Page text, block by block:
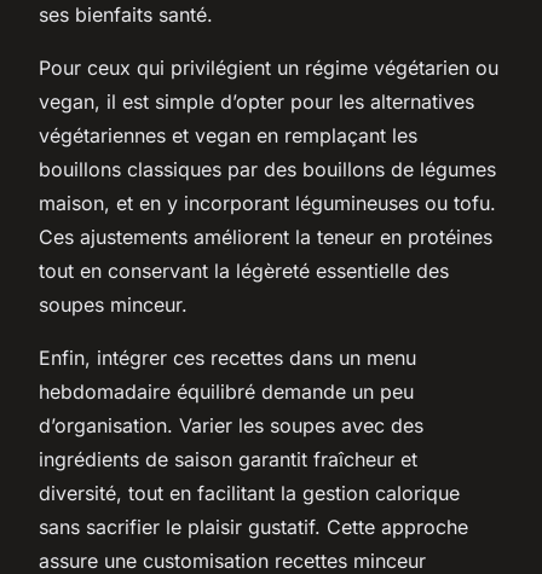
ses bienfaits santé.
Pour ceux qui privilégient un régime végétarien ou
vegan, il est simple d’opter pour les alternatives
végétariennes et vegan en remplaçant les
bouillons classiques par des bouillons de légumes
maison, et en y incorporant légumineuses ou tofu.
Ces ajustements améliorent la teneur en protéines
tout en conservant la légèreté essentielle des
soupes minceur.
Enfin, intégrer ces recettes dans un menu
hebdomadaire équilibré demande un peu
d’organisation. Varier les soupes avec des
ingrédients de saison garantit fraîcheur et
diversité, tout en facilitant la gestion calorique
sans sacrifier le plaisir gustatif. Cette approche
assure une customisation recettes minceur